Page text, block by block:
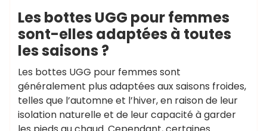
Les bottes UGG pour femmes
sont-elles adaptées à toutes
les saisons ?
Les bottes UGG pour femmes sont
généralement plus adaptées aux saisons froides,
telles que l’automne et l’hiver, en raison de leur
isolation naturelle et de leur capacité à garder